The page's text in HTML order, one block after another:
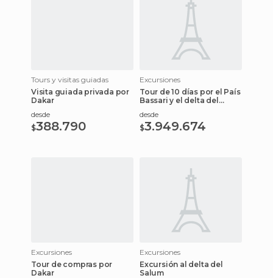
Tours y visitas guiadas
Visita guiada privada por
Dakar
desde
$388.790
Excursiones
Tour de 10 días por el País
Bassari y el delta del
desde
$3.949.674
Excursiones
Tour de compras por
Dakar
Excursiones
Excursión al delta del
Salum